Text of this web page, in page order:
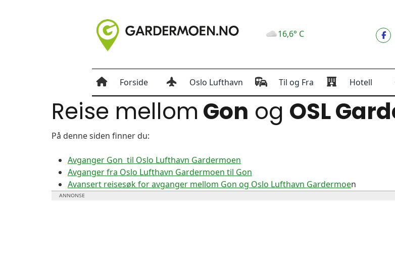
16,6° C
Forside Oslo Lufthavn Til og Fra Hotell
Reise mellom Gon og OSL
På denne siden finner du:
Avganger Gon til Oslo Lufthavn Gardermoen
Avganger fra Oslo Lufthavn Gardermoen til Gon
Avansert reisesøk for avganger mellom Gon og Oslo Lufthavn Gardermoen